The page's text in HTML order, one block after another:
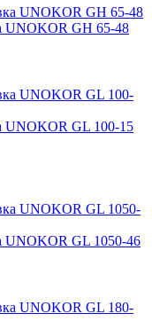
UNOKOR GH 65-48
UNOKOR GL 100-15
UNOKOR GL 1050-46